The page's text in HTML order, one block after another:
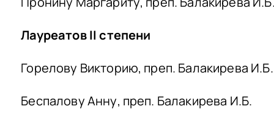
Лауреатов II степени
Горелову Викторию, преп. Балакирева И.Б.
Беспалову Анну, преп. Балакирева И.Б.